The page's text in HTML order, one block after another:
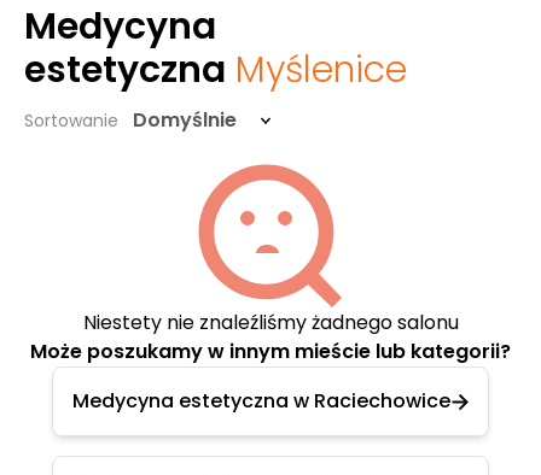
Medycyna
estetyczna Myślenice
Sortowanie Domyślnie
Niestety nie znaleźliśmy żadnego salonu
Może poszukamy w innym mieście lub kategorii?
Medycyna estetyczna w Raciechowice